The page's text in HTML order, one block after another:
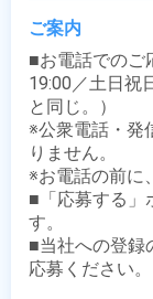
ご案内
■お電話でのご
19:00／土日祝
と同じ。）
※公衆電話・発
りません。
※お電話の前に
■「応募する」
す。
■当社への登録
応募ください。